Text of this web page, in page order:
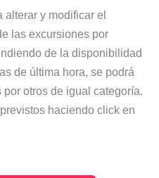
y modificar el
las excursiones por
de la disponibilidad
de última hora, se podrá
otros de igual categoría.
haciendo click en